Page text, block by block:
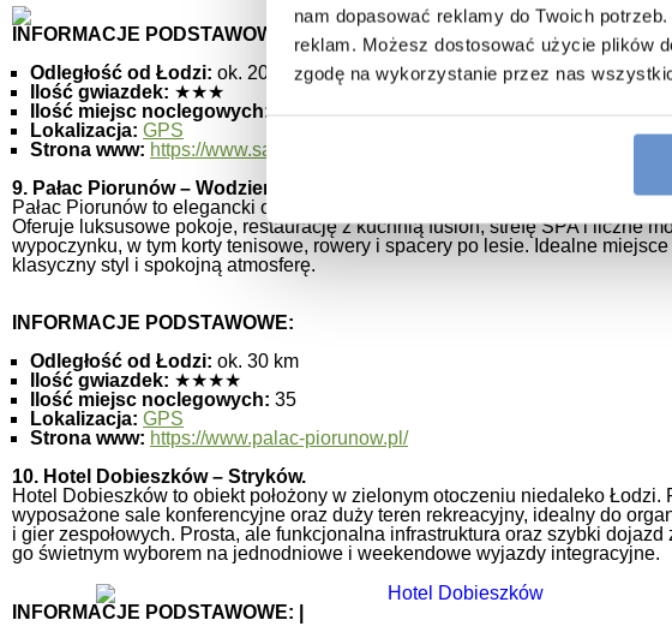
nam dopasować reklamy do Twoich
reklam. Możesz dostosować użycie plików
zgodę na wykorzystanie przez nas
INFORMACJE PODSTAWOWE:
Odległość od Łodzi: ok. 20 km
Ilość gwiazdek: ★★★
Ilość miejsc noclegowych:100
Lokalizacja: GPS
Strona www: https://www.salio.eu/
9. Pałac Piorunów – Wodzierady.
Pałac Piorunów to elegancki obiekt o charakterze dworkowym, zlokalizowany
Oferuje luksusowe pokoje, restaurację z kuchnią fusion, strefę SPA i liczne
wypoczynku, w tym korty tenisowe, rowery i spacery po lesie. Idealne
klasyczny styl i spokojną atmosferę.
INFORMACJE PODSTAWOWE:
Odległość od Łodzi: ok. 30 km
Ilość gwiazdek: ★★★★
Ilość miejsc noclegowych: 35
Lokalizacja: GPS
Strona www: https://www.palac-piorunow.pl/
10. Hotel Dobieszków – Stryków.
Hotel Dobieszków to obiekt położony w zielonym otoczeniu niedaleko Łodzi.
wyposażone sale konferencyjne oraz duży teren rekreacyjny, idealny do
i gier zespołowych. Prosta, ale funkcjonalna infrastruktura oraz szybki dojazd
go świetnym wyborem na jednodniowe i weekendowe wyjazdy integracyjne.
INFORMACJE PODSTAWOWE: |